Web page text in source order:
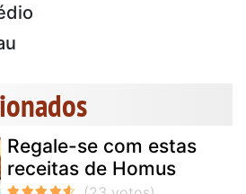
Regale-se com estas
receitas de Homus